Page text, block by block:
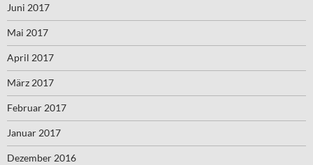
Juni 2017
Mai 2017
April 2017
März 2017
Februar 2017
Januar 2017
Dezember 2016